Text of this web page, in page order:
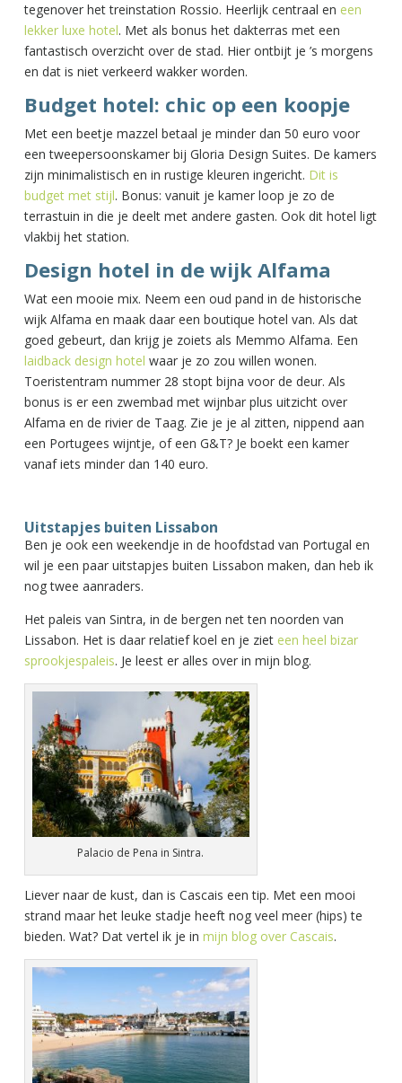
tegenover het treinstation Rossio. Heerlijk centraal en een
lekker luxe hotel. Met als bonus het dakterras met een
fantastisch overzicht over de stad. Hier ontbijt je ’s morgens
en dat is niet verkeerd wakker worden.
Budget hotel: chic op een koopje
Met een beetje mazzel betaal je minder dan 50 euro voor
een tweepersoonskamer bij Gloria Design Suites. De kamers
zijn minimalistisch en in rustige kleuren ingericht. Dit is
budget met stijl. Bonus: vanuit je kamer loop je zo de
terrastuin in die je deelt met andere gasten. Ook dit hotel ligt
vlakbij het station.
Design hotel in de wijk Alfama
Wat een mooie mix. Neem een oud pand in de historische
wijk Alfama en maak daar een boutique hotel van. Als dat
goed gebeurt, dan krijg je zoiets als Memmo Alfama. Een
laidback design hotel waar je zo zou willen wonen.
Toeristentram nummer 28 stopt bijna voor de deur. Als
bonus is er een zwembad met wijnbar plus uitzicht over
Alfama en de rivier de Taag. Zie je je al zitten, nippend aan
een Portugees wijntje, of een G&T? Je boekt een kamer
vanaf iets minder dan 140 euro.
Uitstapjes buiten Lissabon
Ben je ook een weekendje in de hoofdstad van Portugal en
wil je een paar uitstapjes buiten Lissabon maken, dan heb ik
nog twee aanraders.
Het paleis van Sintra, in de bergen net ten noorden van
Lissabon. Het is daar relatief koel en je ziet een heel bizar
sprookjespaleis. Je leest er alles over in mijn blog.
Palacio de Pena in Sintra.
Liever naar de kust, dan is Cascais een tip. Met een mooi
strand maar het leuke stadje heeft nog veel meer (hips) te
bieden. Wat? Dat vertel ik je in mijn blog over Cascais.